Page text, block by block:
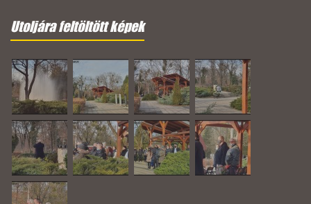
Utoljára feltöltött képek